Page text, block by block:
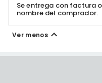
Se entrega con factura
nombre del comprador.
Ver menos